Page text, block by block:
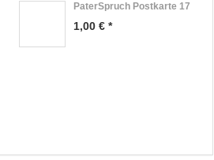
PaterSpruch Postkarte 17
1,00 € *